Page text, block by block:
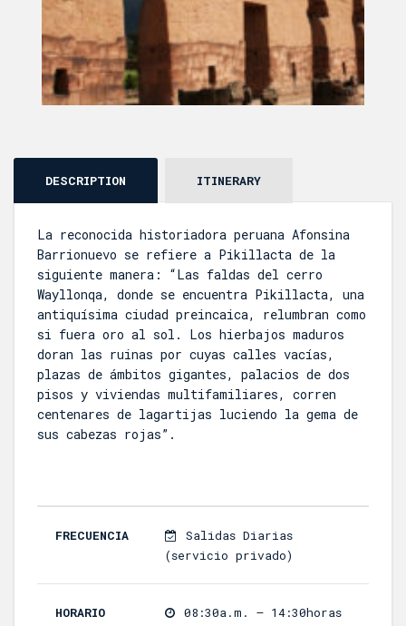
DESCRIPTION ITINERARY
La reconocida historiadora peruana Afonsina
Barrionuevo se refiere a Pikillacta de la
siguiente manera: “Las faldas del cerro
Wayllonqa, donde se encuentra Pikillacta, una
antiquísima ciudad preincaica, relumbran como
si fuera oro al sol. Los hierbajos maduros
doran las ruinas por cuyas calles vacías,
plazas de ámbitos gigantes, palacios de dos
pisos y viviendas multifamiliares, corren
centenares de lagartijas luciendo la gema de
sus cabezas rojas”.
FRECUENCIA
Salidas Diarias
(servicio privado)
HORARIO 08:30a.m. – 14:30horas